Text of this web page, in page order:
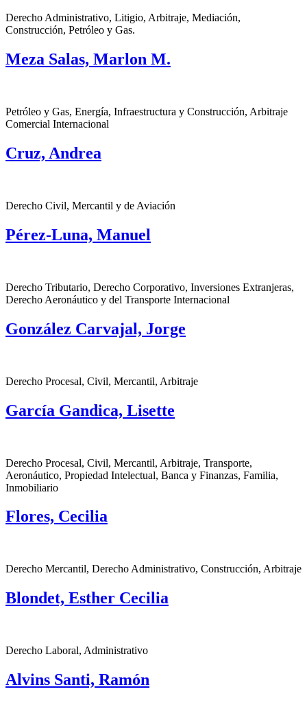
Derecho Administrativo, Litigio, Arbitraje, Mediación,
Construcción, Petróleo y Gas.
Meza Salas, Marlon M.
Petróleo y Gas, Energía, Infraestructura y Construcción, Arbitraje
Comercial Internacional
Cruz, Andrea
Derecho Civil, Mercantil y de Aviación
Pérez-Luna, Manuel
Derecho Tributario, Derecho Corporativo, Inversiones Extranjeras,
Derecho Aeronáutico y del Transporte Internacional
González Carvajal, Jorge
Derecho Procesal, Civil, Mercantil, Arbitraje
García Gandica, Lisette
Derecho Procesal, Civil, Mercantil, Arbitraje, Transporte,
Aeronáutico, Propiedad Intelectual, Banca y Finanzas, Familia,
Inmobiliario
Flores, Cecilia
Derecho Mercantil, Derecho Administrativo, Construcción, Arbitraje
Blondet, Esther Cecilia
Derecho Laboral, Administrativo
Alvins Santi, Ramón